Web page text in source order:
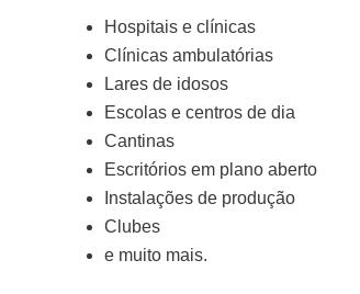
Hospitais e clínicas
Clínicas ambulatórias
Lares de idosos
Escolas e centros de dia
Cantinas
Escritórios em plano aberto
Instalações de produção
Clubes
e muito mais.